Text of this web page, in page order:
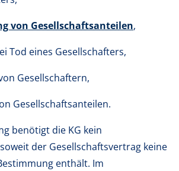
von Gesellschaftsanteilen,
Tod eines Gesellschafters,
Gesellschaftern,
Gesellschaftsanteilen.
benötigt die KG kein
der Gesellschaftsvertrag keine
enthält. Im